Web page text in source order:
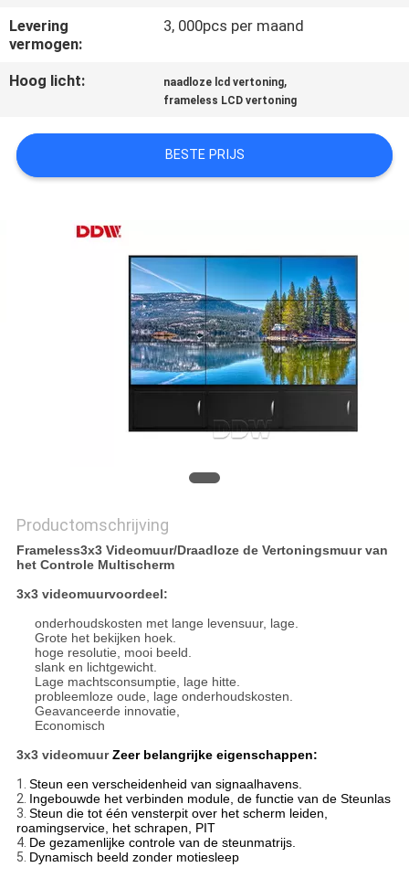
CITAAT
CASE
CENTER
SITEMAP
PRIVACY
Levering
vermogen:
3, 000pcs per maand
Hoog licht: naadloze lcd vertoning,
frameless LCD vertoning
BESTE PRIJS
Productomschrijving
Frameless3x3 Videomuur/Draadloze de Vertoningsmuur van
het Controle Multischerm
3x3 videomuurvoordeel:
onderhoudskosten met lange levensuur, lage.
Grote het bekijken hoek.
hoge resolutie, mooi beeld.
slank en lichtgewicht.
Lage machtsconsumptie, lage hitte.
probleemloze oude, lage onderhoudskosten.
Geavanceerde innovatie,
Economisch
3x3 videomuurZeer belangrijke eigenschappen:
1. Steun een verscheidenheid van signaalhavens.
2. Ingebouwde het verbinden module, de functie van de Steunlas
3. Steun die tot één vensterpit over het scherm leiden,
roamingservice, het schrapen, PIT
4. De gezamenlijke controle van de steunmatrijs.
5. Dynamisch beeld zonder motiesleep